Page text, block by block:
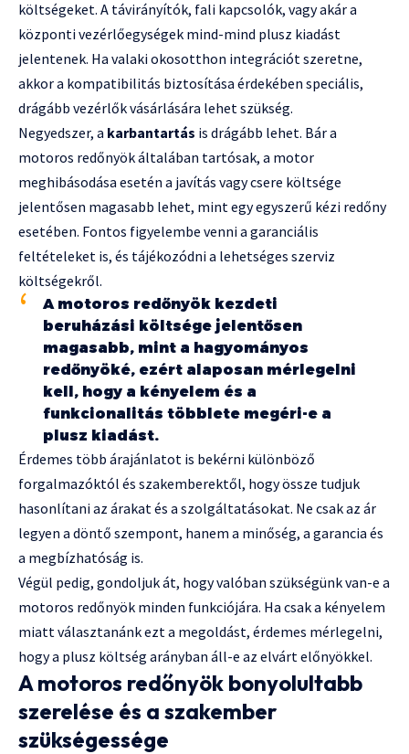
költségeket. A távirányítók, fali kapcsolók, vagy akár a
központi vezérlőegységek mind-mind plusz kiadást
jelentenek. Ha valaki okosotthon integrációt szeretne,
akkor a kompatibilitás biztosítása érdekében speciális,
drágább vezérlők vásárlására lehet szükség.
Negyedszer, a karbantartás is drágább lehet. Bár a
motoros redőnyök általában tartósak, a motor
meghibásodása esetén a javítás vagy csere költsége
jelentősen magasabb lehet, mint egy egyszerű kézi redőny
esetében. Fontos figyelembe venni a garanciális
feltételeket is, és tájékozódni a lehetséges szerviz
költségekről.
A motoros redőnyök kezdeti
beruházási költsége jelentősen
magasabb, mint a hagyományos
redőnyöké, ezért alaposan mérlegelni
kell, hogy a kényelem és a
funkcionalitás többlete megéri-e a
plusz kiadást.
Érdemes több árajánlatot is bekérni különböző
forgalmazóktól és szakemberektől, hogy össze tudjuk
hasonlítani az árakat és a szolgáltatásokat. Ne csak az ár
legyen a döntő szempont, hanem a minőség, a garancia és
a megbízhatóság is.
Végül pedig, gondoljuk át, hogy valóban szükségünk van-e a
motoros redőnyök minden funkciójára. Ha csak a kényelem
miatt választanánk ezt a megoldást, érdemes mérlegelni,
hogy a plusz költség arányban áll-e az elvárt előnyökkel.
A motoros redőnyök bonyolultabb
szerelése és a szakember
szükségessége